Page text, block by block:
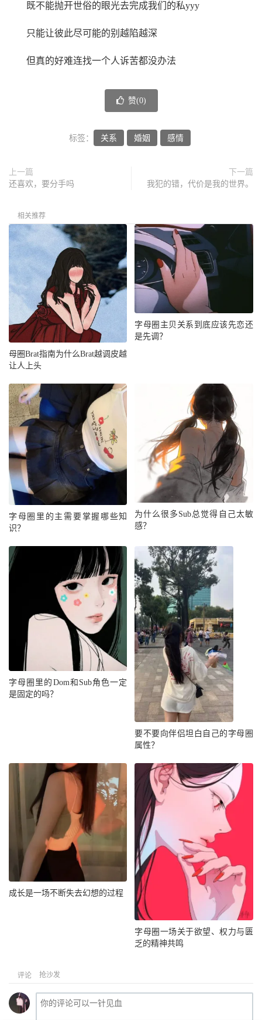
既不能抛开世俗的眼光去完成我们的私yyy
只能让彼此尽可能的别越陷越深
但真的好难连找一个人诉苦都没办法
赞(0)
标签： 关系 婚姻 感情
上一篇
还喜欢，要分手吗
下一篇
我犯的错，代价是我的世界。
相关推荐
母圈Brat指南为什么Brat越调皮越
让人上头
字母圈主贝关系到底应该先恋还
是先调？
字母圈里的主需要掌握哪些知
识？
为什么很多Sub总觉得自己太敏
感？
字母圈里的Dom和Sub角色一定
是固定的吗？
要不要向伴侣坦白自己的字母圈
属性？
成长是一场不断失去幻想的过程
字母圈一场关于欲望、权力与匮
乏的精神共鸣
评论 抢沙发